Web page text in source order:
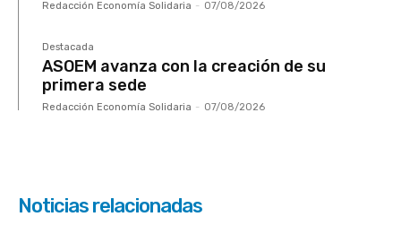
Redacción Economía Solidaria - 07/08/2026
Destacada
ASOEM avanza con la creación de su
primera sede
Redacción Economía Solidaria - 07/08/2026
Noticias relacionadas